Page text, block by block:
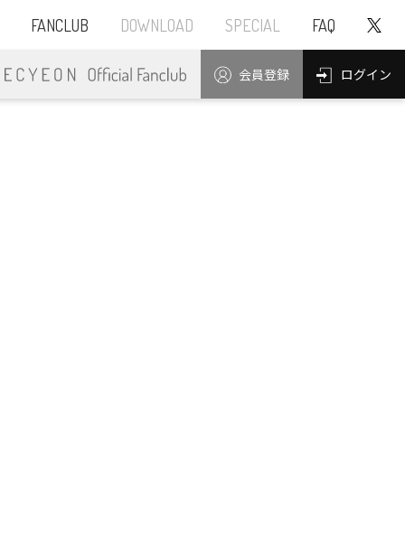
FANCLUB DOWNLOAD SPECIAL FAQ
会員登録 ログイン